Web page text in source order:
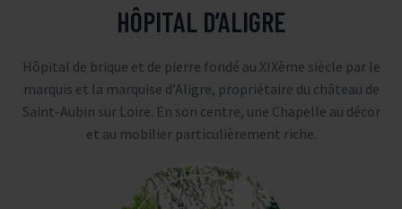
HÔPITAL D’ALIGRE
Hôpital de brique et de pierre fondé au XIXème siècle par le
marquis et la marquise d’Aligre, propriétaire du château de
Saint-Aubin sur Loire. En son centre, une Chapelle au décor
et au mobilier particulièrement riche.